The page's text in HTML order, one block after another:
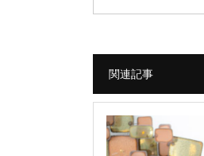
関連記事